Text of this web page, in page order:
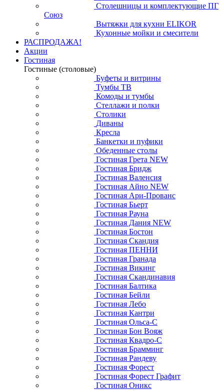
Столешницы и комплектующие ПГ
Союз
Вытяжки для кухни ELIKOR
Кухонные мойки и смесители
РАСПРОДАЖА!
Акции
Гостиная
Гостиные (столовые)
Буфеты и витрины
Тумбы ТВ
Комоды и тумбы
Стеллажи и полки
Столики
Диваны
Кресла
Банкетки и пуфики
Обеденные столы
Гостиная Грета NEW
Гостиная Бридж
Гостиная Валенсия
Гостиная Айно NEW
Гостиная Ари-Прованс
Гостиная Бьерт
Гостиная Рауна
Гостиная Дания NEW
Гостиная Бостон
Гостиная Скандия
Гостиная ПЕННИ
Гостиная Гранада
Гостиная Викинг
Гостиная Скандинавия
Гостиная Балтика
Гостиная Бейли
Гостиная Лебо
Гостиная Кантри
Гостиная Ольса-С
Гостиная Бон Вояж
Гостиная Квадро-С
Гостиная Брамминг
Гостиная Рандеву
Гостиная Форест
Гостиная Форест Графит
Гостиная Оникс